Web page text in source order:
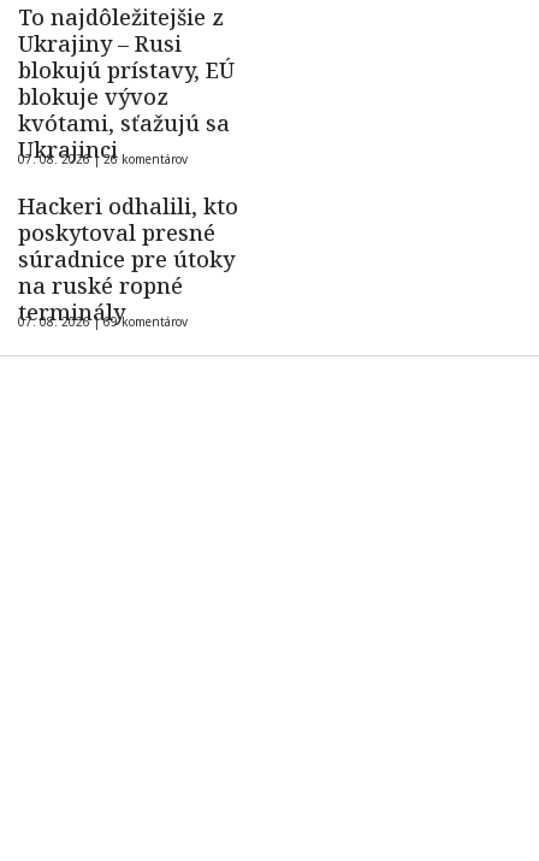
To najdôležitejšie z
Ukrajiny – Rusi
blokujú prístavy, EÚ
blokuje vývoz
kvótami, sťažujú sa
Ukrajinci
07. 08. 2026 |26 komentárov
Hackeri odhalili, kto
poskytoval presné
súradnice pre útoky
na ruské ropné
terminály
07. 08. 2026 |69 komentárov